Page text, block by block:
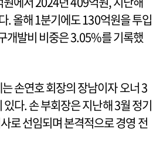
. 올해 1분기에도 130억원을 투입
개발비 비중은 3.05%를 기록했
손연호 회장의 장남이자 오너 3
다. 손 부회장은 지난해 3월 정기
로 선임되며 본격적으로 경영 전